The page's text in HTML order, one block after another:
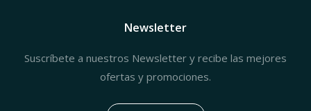
Newsletter
Suscríbete a nuestros Newsletter y recibe las mejores
ofertas y promociones.